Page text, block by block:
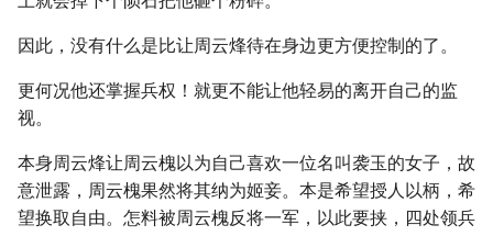
因此，没有什么是比让周云烽待在身边更方便控制的了。
更何况他还掌握兵权！就更不能让他轻易的离开自己的监
视。
本身周云烽让周云槐以为自己喜欢一位名叫袭玉的女子，故
意泄露，周云槐果然将其纳为姬妾。本是希望授人以柄，希
望换取自由。怎料被周云槐反将一军，以此要挟，四处领兵